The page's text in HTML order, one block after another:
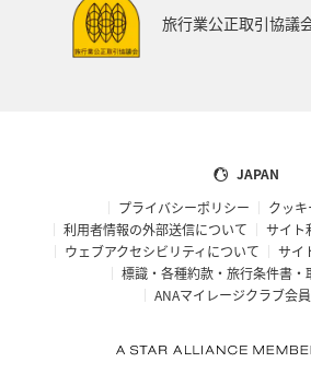
旅行業公正取引協議
JAPAN
プライバシーポリシー
クッ
利用者情報の外部送信について
サイト
ウェブアクセシビリティについて
サイ
標識・各種約款・旅行条件書・
ANAマイレージクラブ会